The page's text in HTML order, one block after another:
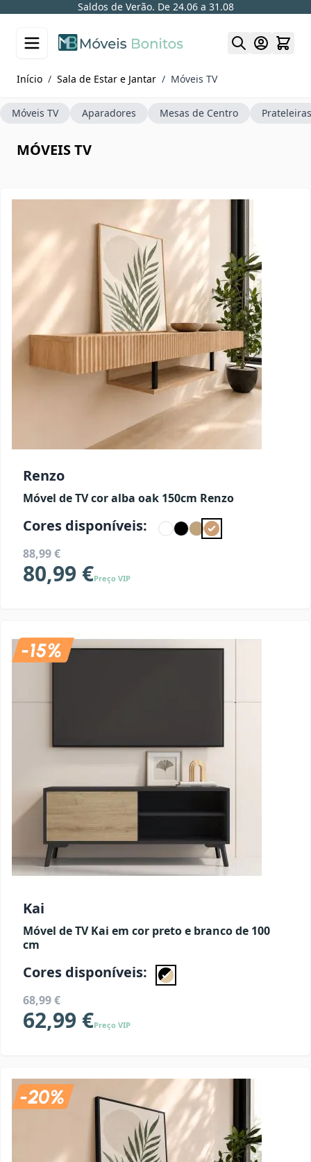
Saldos de Verão. De 24.06 a 31.08
Início / Sala de Estar e Jantar / Móveis TV
Móveis TV Aparadores Mesas de Centro Prateleiras
MÓVEIS TV
Renzo
Móvel de TV cor alba oak 150cm Renzo
Cores disponíveis:
88,99 €
80,99 €Preço VIP
Kai
Móvel de TV Kai em cor preto e branco de 100
cm
Cores disponíveis:
68,99 €
62,99 €Preço VIP